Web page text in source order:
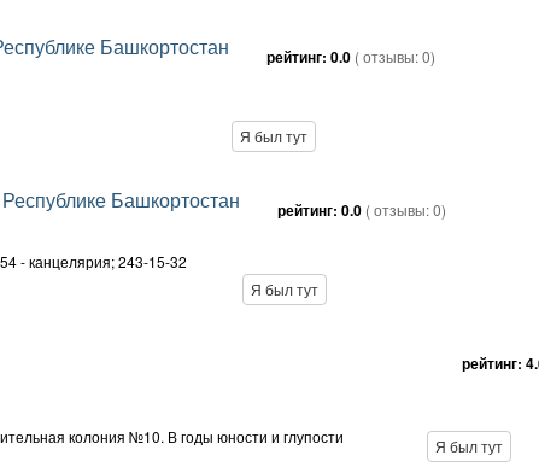
Башкортостан рейтинг: 0.0 ( отзывы:0)
Я был тут
Башкортостан
- канцелярия; 243-15-32
рейтинг: 0.0 ( отзывы:0)
Я был тут
рейтинг:
колония №10. В годы юности и глупости
Я был тут